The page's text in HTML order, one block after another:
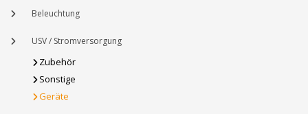
Beleuchtung
USV / Stromversorgung
Zubehör
Sonstige
Geräte